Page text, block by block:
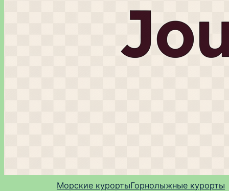
Морские курортыГорнолыжные курорты